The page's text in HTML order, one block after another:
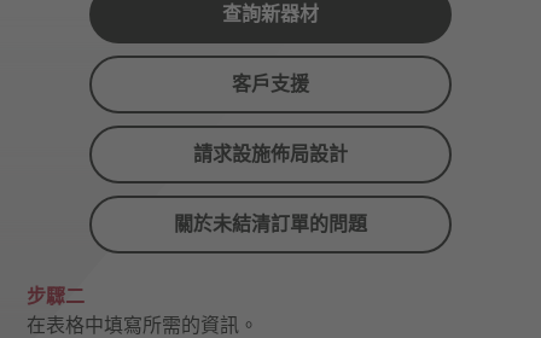
查詢新器材
客戶支援
請求設施佈局設計
關於未結清訂單的問題
步驟二
在表格中填寫所需的資訊。